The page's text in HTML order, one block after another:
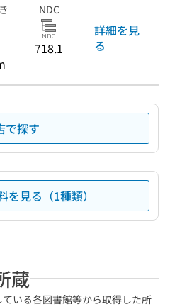
NDC
718.1
詳細を見
る
で探す
を見る（1種類）
蔵
いる各図書館等から取得した所